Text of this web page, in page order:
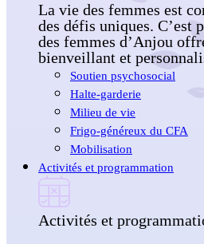
La vie des femmes est
des défis uniques. C’est
des femmes d’Anjou
bienveillant et
Soutien psychosocial
Halte-garderie
Milieu de vie
Frigo-généreux du CFA
Mobilisation
Activités et programmation
Activités et